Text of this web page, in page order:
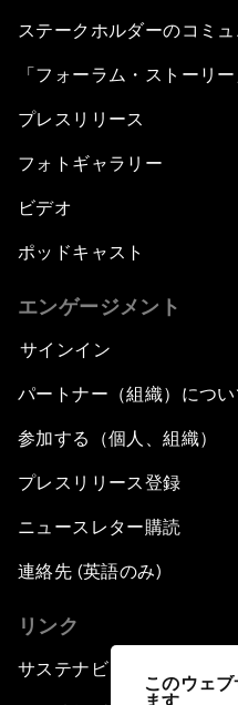
このウェ
ます
ステークホルダーのコミュ
「フォーラム・ストーリー
プレスリリース
フォトギャラリー
ビデオ
ポッドキャスト
エンゲージメント
サインイン
パートナー（組織）につい
参加する（個人、組織）
プレスリリース登録
ニュースレター購読
連絡先 (英語のみ)
リンク
サステナビリティへの取り